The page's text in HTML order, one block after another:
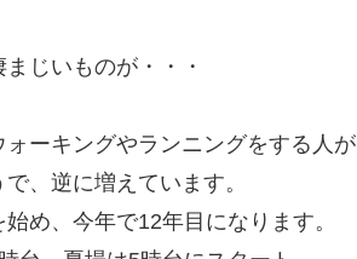
じいものが・・・
ーキングやランニングをする人が
、逆に増えています。
め、今年で12年目になります。